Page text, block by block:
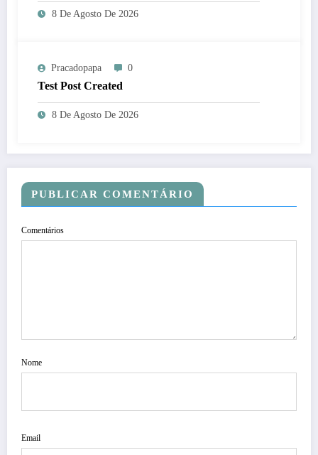
8 De Agosto De 2026
Pracadopapa 0
Test Post Created
8 De Agosto De 2026
PUBLICAR COMENTÁRIO
Comentários
Nome
Email